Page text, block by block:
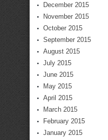
December 2015
November 2015
October 2015
September 2015
August 2015
July 2015
June 2015
May 2015
April 2015
March 2015
February 2015
January 2015